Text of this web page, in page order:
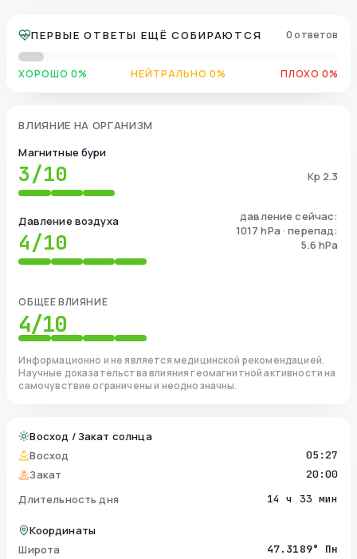
ПЕРВЫЕ ОТВЕТЫ ЕЩЁ СОБИРАЮТСЯ 0 ответов
ХОРОШО 0% НЕЙТРАЛЬНО 0% ПЛОХО 0%
ВЛИЯНИЕ НА ОРГАНИЗМ
Магнитные бури
3/10 Kp 2.3
Давление воздуха
4/10
давление сейчас:
1017 hPa · перепад:
5.6 hPa
ОБЩЕЕ ВЛИЯНИЕ
4/10
Информационно и не является медицинской рекомендацией.
Научные доказательства влияния геомагнитной активности на
самочувствие ограничены и неоднозначны.
Восход / Закат солнца
Восход
05:27
Закат 20:00
Длительность дня 14 ч 33 мин
Координаты
Широта
47.3189° Пн